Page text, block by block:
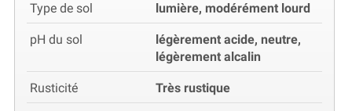
Type de sol lumière, modérément lourd
pH du sol
légèrement acide, neutre,
légèrement alcalin
Rusticité Très rustique